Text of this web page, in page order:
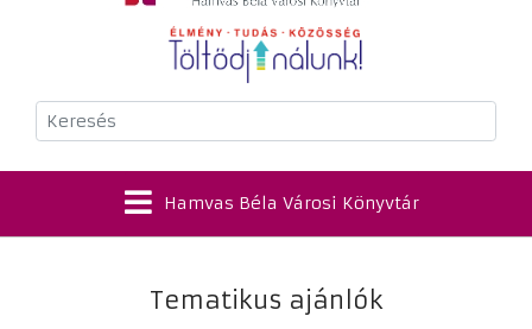
Keresés
Hamvas Béla Városi Könyvtár
Tematikus ajánlók